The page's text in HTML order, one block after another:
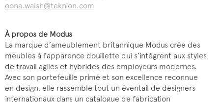
oona.walsh@teknion.com
À propos de Modus
La marque d’ameublement britannique Modus crée des
meubles à l’apparence douillette qui s’intègrent aux styles
de travail agiles et hybrides des employeurs modernes.
Avec son portefeuille primé et son excellence reconnue
en design, elle rassemble tout un éventail de designers
internationaux dans un catalogue de fabrication